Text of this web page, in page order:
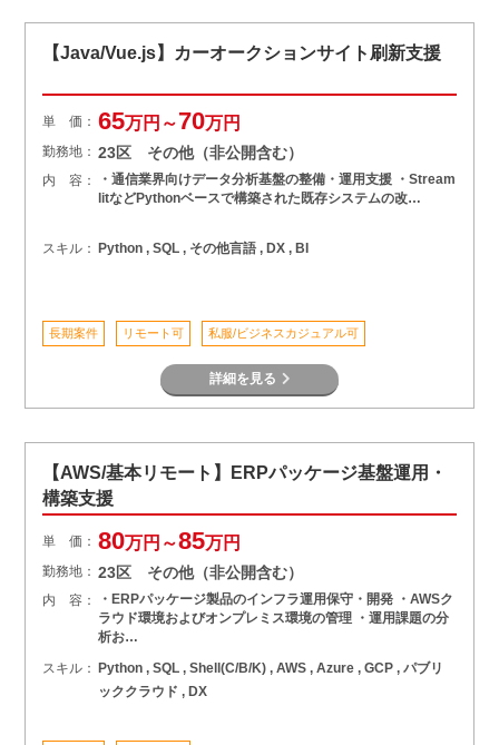
【Java/Vue.js】カーオークションサイト刷新支援
単 価： 65万円～70万円
勤務地： 23区 その他（非公開含む）
内 容：
・通信業界向けデータ分析基盤の整備・運用支援 ・Stream
litなどPythonベースで構築された既存システムの改…
スキル： Python , SQL , その他言語 , DX , BI
長期案件 リモート可 私服/ビジネスカジュアル可
詳細を見る
【AWS/基本リモート】ERPパッケージ基盤運用・
構築支援
単 価： 80万円～85万円
勤務地： 23区 その他（非公開含む）
内 容：
・ERPパッケージ製品のインフラ運用保守・開発 ・AWSク
ラウド環境およびオンプレミス環境の管理 ・運用課題の分
析お…
スキル：
Python , SQL , Shell(C/B/K) , AWS , Azure , GCP , パブリ
ッククラウド , DX